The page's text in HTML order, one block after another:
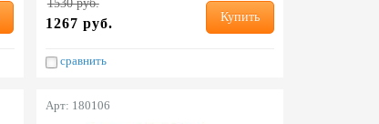
1530 руб.
1267 руб. Купить
сравнить
Арт: 180106